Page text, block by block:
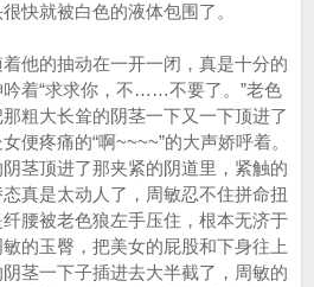
快就被白色的液体包围了。
的抽动在一开一闭，真是十分的
着“求求你，不……不要了。”老色
粗大长耸的阴茎一下又一下顶进了
便疼痛的“啊~~~~”的大声娇呼着。
茎顶进了那夹紧的阴道里，紧触的
真是太动人了，周敏忍不住拼命扭
腰被老色狼左手压住，根本无济于
的玉臀，把美女的屁股和下身往上
茎一下子插进去大半截了，周敏的